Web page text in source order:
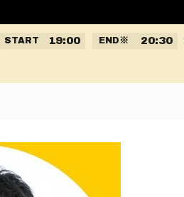
START 19:00 END ※ 20:30